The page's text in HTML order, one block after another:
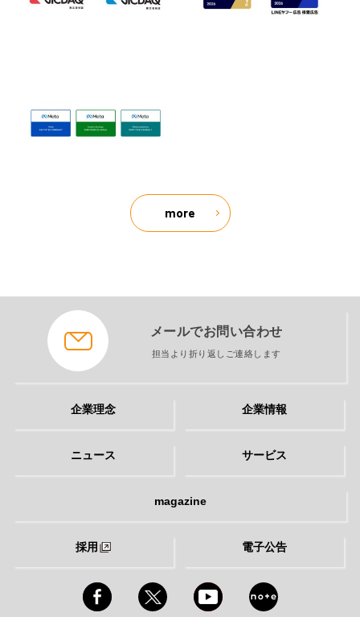
more
メールでお問い合わせ
担当より折り返しご連絡します
企業理念 企業情報
ニュース サービス
magazine
採用 電子公告